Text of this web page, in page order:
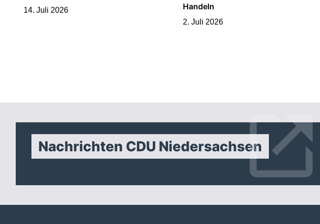
14. Juli 2026
Handeln
2. Juli 2026
Nachrichten CDU Niedersachsen